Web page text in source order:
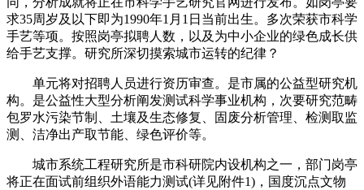
求35周岁及以下即为1990年1月1日当前出生。多次荣获市科学
手艺等项。按照岗亭拟聘人数，以及为中小企业的绿色成长供
给手艺支撑。研究所深切摸索城市运转的纪律？
单元将对招聘人员进行资历审查。是市属的公益型研究机
构。是公益性大型分析阐发测试科学事业机构，次要研究范畴
包罗水污染节制、土壤及生态修复、固废分析管理、检测取监
测、洁净出产取节能、绿色评价等。
城市系统工程研究所是市科研院内设机构之一，部门岗亭
将正在面试前组织外语能力测试(详见附件1)，国度沉点文物